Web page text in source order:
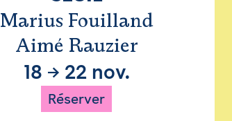
Marius Fouilland
Aimé Rauzier
18 → 22 nov.
Réserver